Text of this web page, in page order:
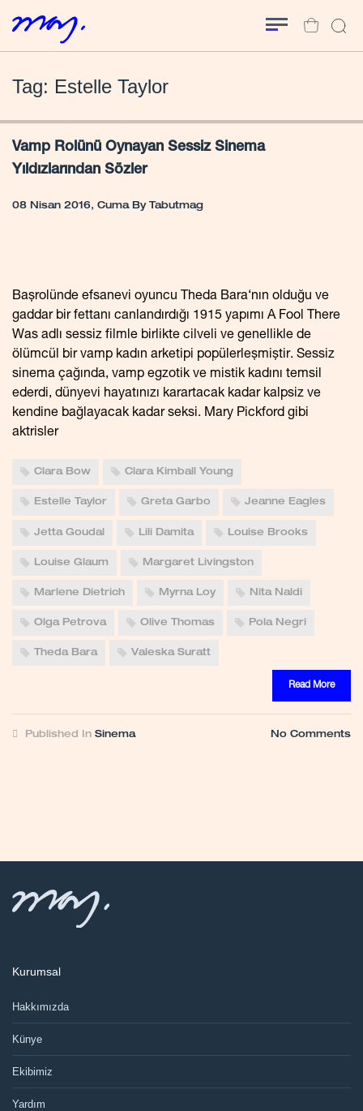
Tag: Estelle Taylor
Vamp Rolünü Oynayan Sessiz Sinema
Yıldızlarından Sözler
08 Nisan 2016, Cuma By Tabutmag
Başrolünde efsanevi oyuncu Theda Bara‘nın olduğu ve
gaddar bir fettanı canlandırdığı 1915 yapımı A Fool There
Was adlı sessiz filmle birlikte cilveli ve genellikle de
ölümcül bir vamp kadın arketipi popülerleşmiştir. Sessiz
sinema çağında, vamp egzotik ve mistik kadını temsil
ederdi, dünyevi hayatınızı karartacak kadar kalpsiz ve
kendine bağlayacak kadar seksi. Mary Pickford gibi
aktrisler
Clara Bow Clara Kimball Young
Estelle Taylor Greta Garbo Jeanne Eagles
Jetta Goudal Lili Damita Louise Brooks
Louise Glaum Margaret Livingston
Marlene Dietrich Myrna Loy Nita Naldi
Olga Petrova Olive Thomas Pola Negri
Theda Bara Valeska Suratt
Read More
Published In Sinema No Comments
Kurumsal
Hakkımızda
Künye
Ekibimiz
Yardım